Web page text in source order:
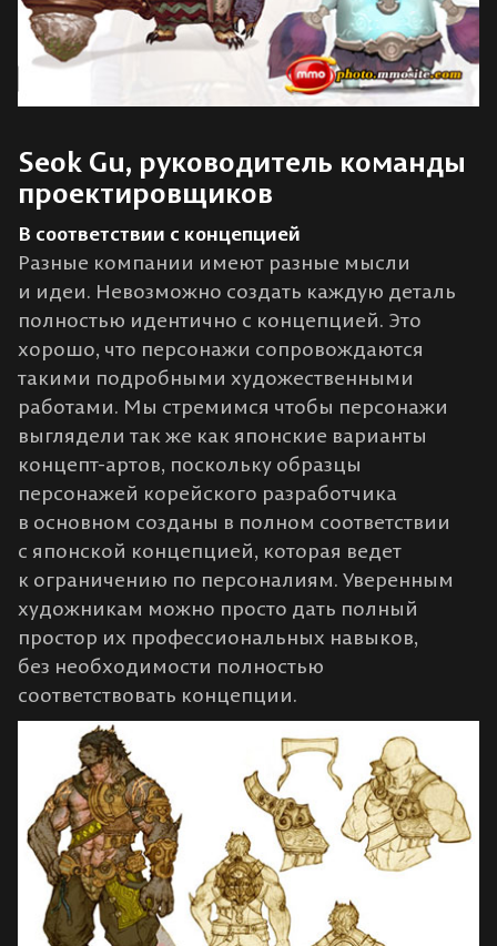
Seok Gu, руководитель команды
проектировщиков
В соответствии с концепцией
Разные компании имеют разные мысли
и идеи. Невозможно создать каждую деталь
полностью идентично с концепцией. Это
хорошо, что персонажи сопровождаются
такими подробными художественными
работами. Мы стремимся чтобы персонажи
выглядели так же как японские варианты
концепт-артов, поскольку образцы
персонажей корейского разработчика
в основном созданы в полном соответствии
с японской концепцией, которая ведет
к ограничению по персоналиям. Уверенным
художникам можно просто дать полный
простор их профессиональных навыков,
без необходимости полностью
соответствовать концепции.